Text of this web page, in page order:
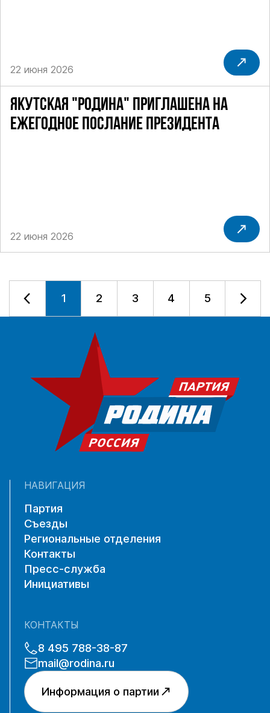
22 июня 2026
ЯКУТСКАЯ "РОДИНА" ПРИГЛАШЕНА НА
ЕЖЕГОДНОЕ ПОСЛАНИЕ ПРЕЗИДЕНТА
22 июня 2026
1 2 3 4 5
НАВИГАЦИЯ
Партия
Съезды
Региональные отделения
Контакты
Пресс-служба
Инициативы
КОНТАКТЫ
8 495 788-38-87
mail@rodina.ru
Информация о партии